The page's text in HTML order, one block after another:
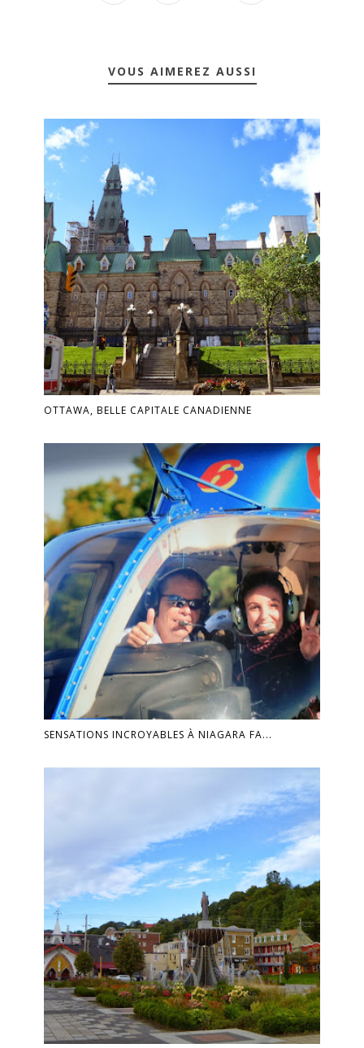
VOUS AIMEREZ AUSSI
OTTAWA, BELLE CAPITALE CANADIENNE
SENSATIONS INCROYABLES À NIAGARA FA...